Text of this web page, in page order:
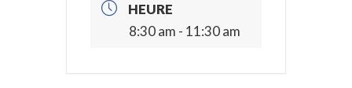
HEURE
8:30 am - 11:30 am